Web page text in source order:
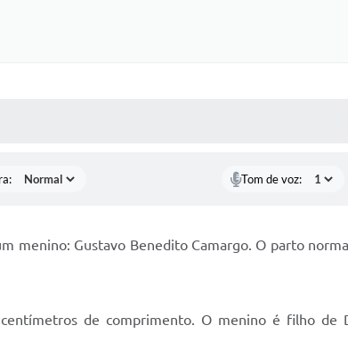
Tom de voz:
menino: Gustavo Benedito Camargo. O parto
de comprimento. O menino é filho de